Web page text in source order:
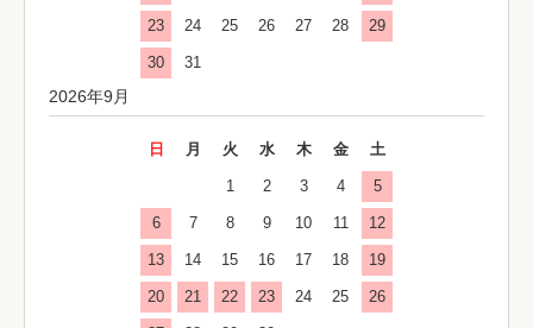
23 24 25 26 27 28 29
30 31
2026年9月
日 月 火 水 木 金 土
1 2 3 4 5
6 7 8 9 10 11 12
13 14 15 16 17 18 19
20 21 22 23 24 25 26